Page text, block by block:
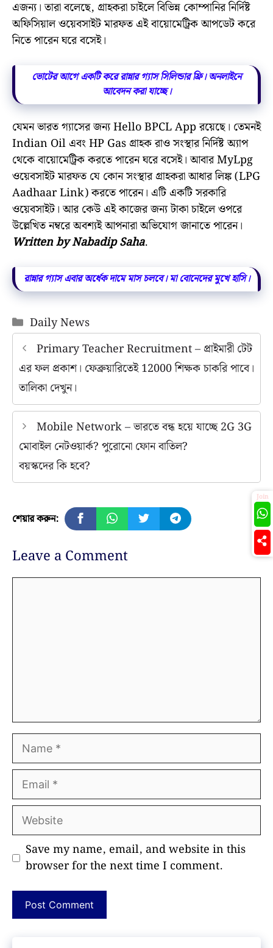
এজন্য। তারা বলেছে, গ্ৰাহকরা চাইলে বিভিন্ন কোম্পানির নির্দিষ্ট
অফিসিয়াল ওয়েবসাইট মারফত এই বায়োমেট্রিক আপডেট করে
নিতে পারেন ঘরে বসেই।
ভোটের আগে একটি করে রান্নার গ্যাস সিলিন্ডার ফ্রি। অনলাইনে
আবেদন করা যাচ্ছে।
যেমন ভারত গ্যাসের জন্য Hello BPCL App রয়েছে। তেমনই
Indian Oil এবং HP Gas গ্রাহক রাও সংস্থার নির্দিষ্ট অ্যাপ
থেকে বায়োমেট্রিক করতে পারেন ঘরে বসেই। আবার MyLpg
ওয়েবসাইট মারফত যে কোন সংস্থার গ্রাহকরা আধার লিঙ্ক (LPG
Aadhaar Link) করতে পারেন। এটি একটি সরকারি
ওয়েবসাইট। আর কেউ এই কাজের জন্য টাকা চাইলে ওপরে
উল্লেখিত নম্বরে অবশ্যই আপনারা অভিযোগ জানাতে পারেন।
Written by Nabadip Saha.
রান্নার গ্যাস এবার অর্ধেক দামে মাস চলবে। মা বোনেদের মুখে হাসি।
Categories
Daily News
Primary Teacher Recruitment – প্রাইমারী টেট
এর ফল প্রকাশ। ফেব্রুয়ারিতেই 12000 শিক্ষক চাকরি পাবে।
তালিকা দেখুন।
Mobile Network – ভারতে বন্ধ হয়ে যাচ্ছে 2G 3G
মোবাইল নেটওয়ার্ক? পুরোনো ফোন বাতিল?
বয়স্কদের কি হবে?
শেয়ার করুন:
Leave a Comment
Name
Email
Website
Save my name, email, and website in this
browser for the next time I comment.
Join